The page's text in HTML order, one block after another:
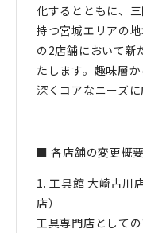
化するとともに、
持つ宮城エリアの
の2店舗において新
たします。趣味層
深くコアなニーズ
■ 各店舗の変更概要
1. 工具館 大崎古川
店）
工具専門店として